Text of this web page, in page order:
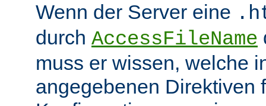
Wenn der Server eine
durch AccessFileName
muss er wissen, welche
angegebenen Direktiven